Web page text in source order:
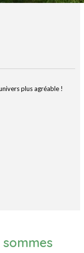
plus agréable !